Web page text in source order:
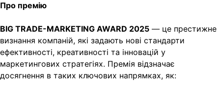
Про премію
BIG TRADE-MARKETING AWARD 2025 — це престижне
визнання компаній, які задають нові стандарти
ефективності, креативності та інновацій у
маркетингових стратегіях. Премія відзначає
досягнення в таких ключових напрямках, як: